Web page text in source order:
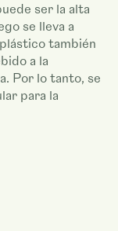
ser la alta
se lleva a
también
a la
Por lo tanto, se
para la